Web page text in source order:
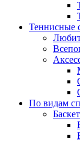
Теннисные
По видам